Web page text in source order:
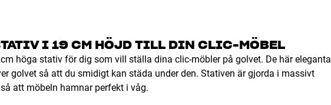
I 19 CM HÖJD TILL DIN CLIC-MÖBEL
höga stativ för dig som vill ställa dina clic-möbler på golvet. De här eleganta
golvet så att du smidigt kan städa under den. Stativen är gjorda i massivt
att möbeln hamnar perfekt i våg.